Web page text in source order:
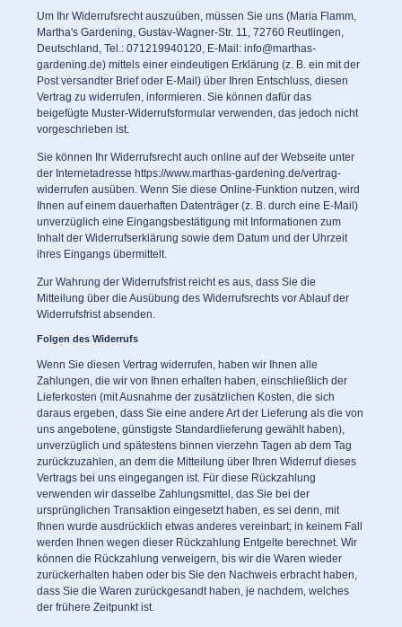
Um Ihr Widerrufsrecht auszuüben, müssen Sie uns (Maria Flamm,
Martha's Gardening, Gustav-Wagner-Str. 11, 72760 Reutlingen,
Deutschland, Tel.: 071219940120, E-Mail: info@marthas-
gardening.de) mittels einer eindeutigen Erklärung (z. B. ein mit der
Post versandter Brief oder E-Mail) über Ihren Entschluss, diesen
Vertrag zu widerrufen, informieren. Sie können dafür das
beigefügte Muster-Widerrufsformular verwenden, das jedoch nicht
vorgeschrieben ist.
Sie können Ihr Widerrufsrecht auch online auf der Webseite unter
der Internetadresse https://www.marthas-gardening.de/vertrag-
widerrufen ausüben. Wenn Sie diese Online-Funktion nutzen, wird
Ihnen auf einem dauerhaften Datenträger (z. B. durch eine E-Mail)
unverzüglich eine Eingangsbestätigung mit Informationen zum
Inhalt der Widerrufserklärung sowie dem Datum und der Uhrzeit
ihres Eingangs übermittelt.
Zur Wahrung der Widerrufsfrist reicht es aus, dass Sie die
Mitteilung über die Ausübung des Widerrufsrechts vor Ablauf der
Widerrufsfrist absenden.
Folgen des Widerrufs
Wenn Sie diesen Vertrag widerrufen, haben wir Ihnen alle
Zahlungen, die wir von Ihnen erhalten haben, einschließlich der
Lieferkosten (mit Ausnahme der zusätzlichen Kosten, die sich
daraus ergeben, dass Sie eine andere Art der Lieferung als die von
uns angebotene, günstigste Standardlieferung gewählt haben),
unverzüglich und spätestens binnen vierzehn Tagen ab dem Tag
zurückzuzahlen, an dem die Mitteilung über Ihren Widerruf dieses
Vertrags bei uns eingegangen ist. Für diese Rückzahlung
verwenden wir dasselbe Zahlungsmittel, das Sie bei der
ursprünglichen Transaktion eingesetzt haben, es sei denn, mit
Ihnen wurde ausdrücklich etwas anderes vereinbart; in keinem Fall
werden Ihnen wegen dieser Rückzahlung Entgelte berechnet. Wir
können die Rückzahlung verweigern, bis wir die Waren wieder
zurückerhalten haben oder bis Sie den Nachweis erbracht haben,
dass Sie die Waren zurückgesandt haben, je nachdem, welches
der frühere Zeitpunkt ist.